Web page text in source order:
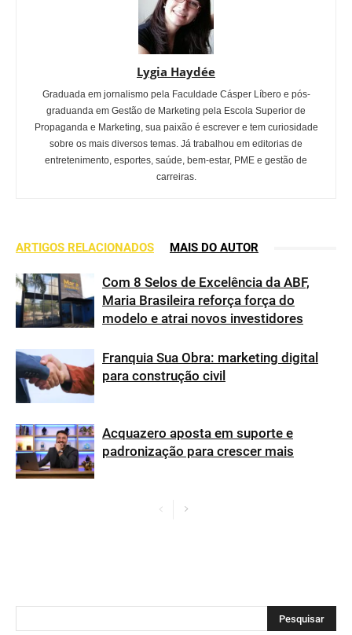
Lygia Haydée
Graduada em jornalismo pela Faculdade Cásper Líbero e pós-
graduanda em Gestão de Marketing pela Escola Superior de
Propaganda e Marketing, sua paixão é escrever e tem curiosidade
sobre os mais diversos temas. Já trabalhou em editorias de
entretenimento, esportes, saúde, bem-estar, PME e gestão de
carreiras.
ARTIGOS RELACIONADOS MAIS DO AUTOR
Com 8 Selos de Excelência da ABF,
Maria Brasileira reforça força do
modelo e atrai novos investidores
Franquia Sua Obra: marketing digital
para construção civil
Acquazero aposta em suporte e
padronização para crescer mais